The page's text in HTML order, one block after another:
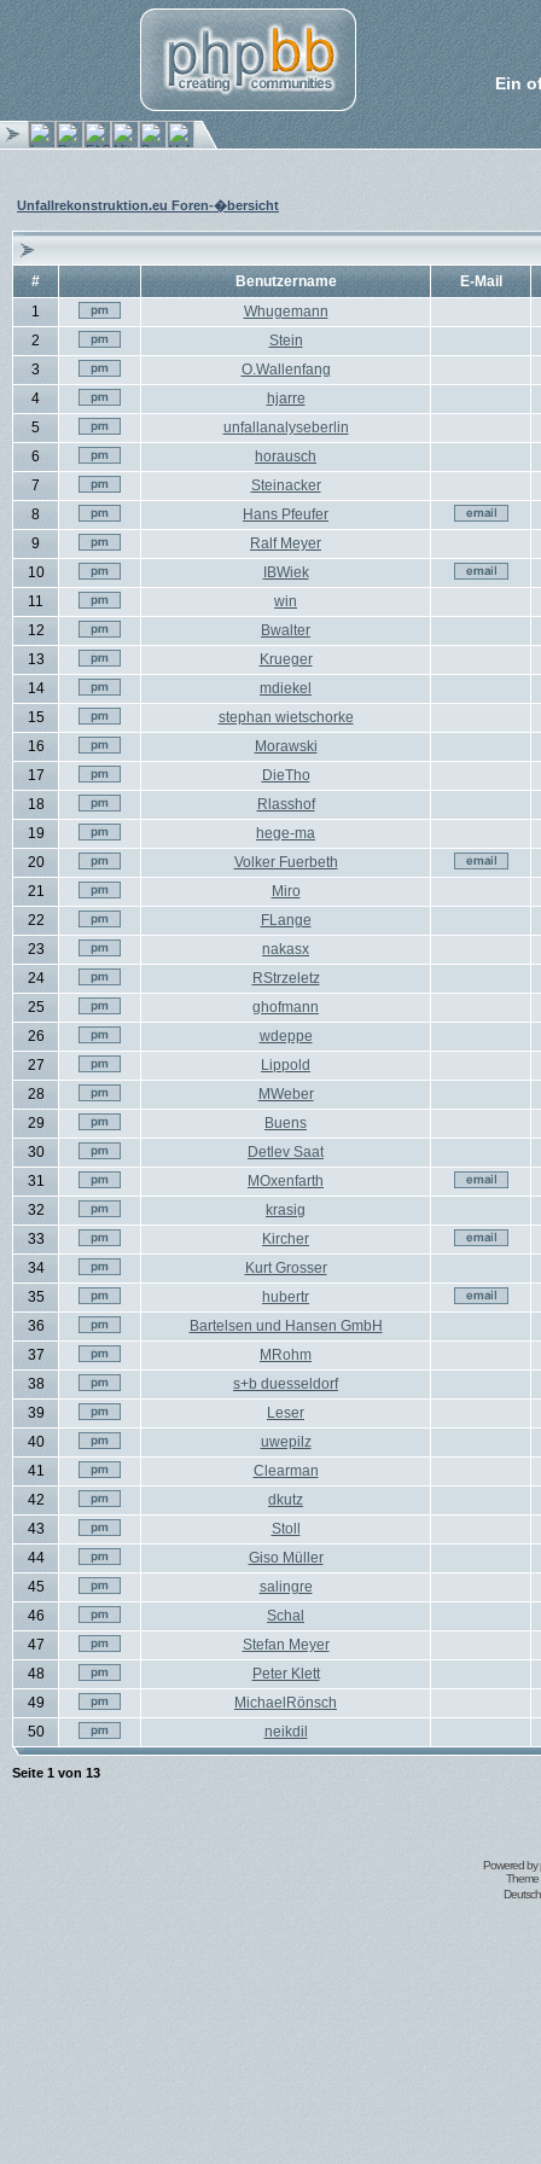
Ein
Unfallrekonstruktion.eu Foren-�bersicht
# Benutzername
E-Mail
1
Whugemann
2
Stein
3
O.Wallenfang
4
hjarre
5
unfallanalyseberlin
6
horausch
7
Steinacker
8
Hans Pfeufer
9
Ralf Meyer
10
IBWiek
11
win
12
Bwalter
13
Krueger
14
mdiekel
15
stephan wietschorke
16
Morawski
17
DieTho
18
Rlasshof
19
hege-ma
20
Volker Fuerbeth
21
Miro
22
FLange
23
nakasx
24
RStrzeletz
25
ghofmann
26
wdeppe
27
Lippold
28
MWeber
29
Buens
30
Detlev Saat
31
MOxenfarth
32
krasig
33
Kircher
34
Kurt Grosser
35
hubertr
36
Bartelsen und Hansen GmbH
37
MRohm
38
s+b duesseldorf
39
Leser
40
uwepilz
41
Clearman
42
dkutz
43
Stoll
44
Giso Müller
45
salingre
46
Schal
47
Stefan Meyer
48
Peter Klett
49
MichaelRönsch
50
neikdil
Seite 1 von 13
Powered by
Theme